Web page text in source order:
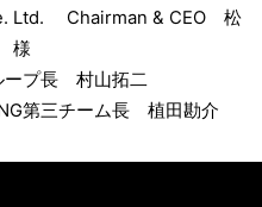
Ltd. Chairman & CEO 松
様
ープ長 村山拓二
第三チーム長 植田勘介